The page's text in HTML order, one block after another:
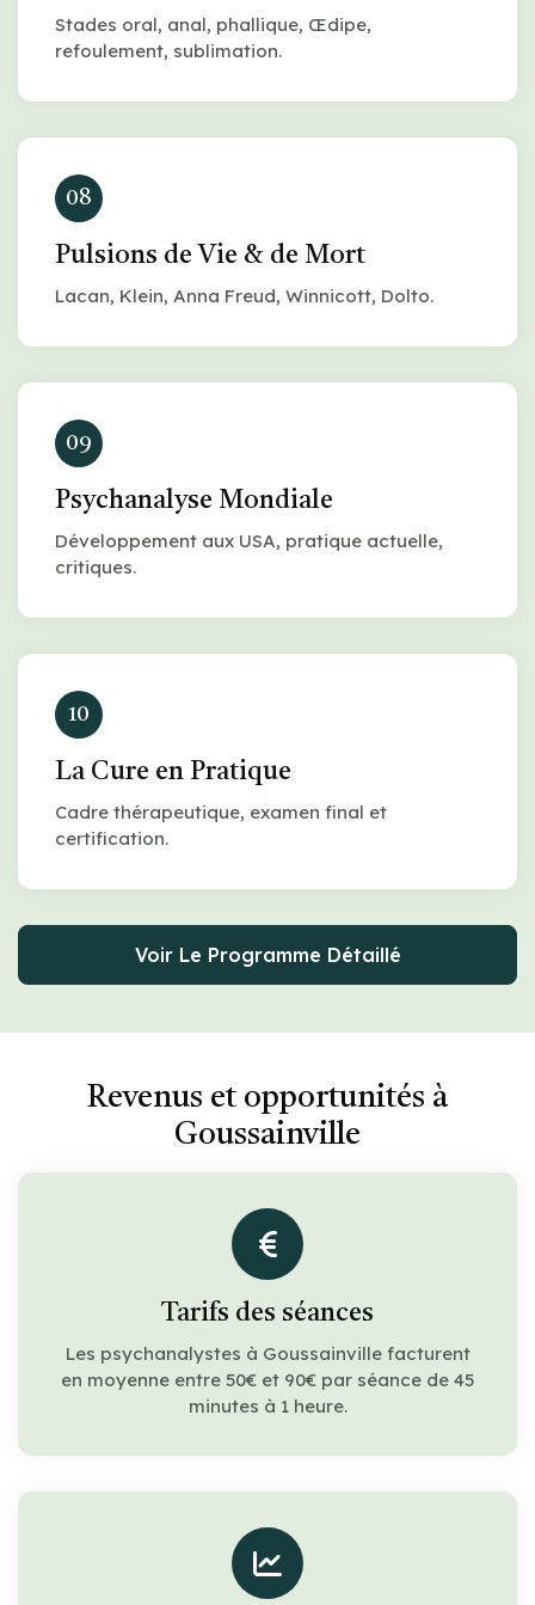
Stades oral, anal, phallique, Œdipe,
refoulement, sublimation.
08
Pulsions de Vie & de Mort
Lacan, Klein, Anna Freud, Winnicott, Dolto.
09
Psychanalyse Mondiale
Développement aux USA, pratique actuelle,
critiques.
10
La Cure en Pratique
Cadre thérapeutique, examen final et
certification.
Voir Le Programme Détaillé
Revenus et opportunités à
Goussainville
Tarifs des séances
Les psychanalystes à Goussainville facturent
en moyenne entre 50€ et 90€ par séance de 45
minutes à 1 heure.